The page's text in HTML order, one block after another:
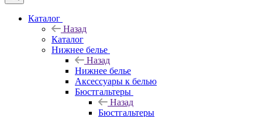
Каталог
Назад
Каталог
Нижнее белье
Назад
Нижнее белье
Аксессуары к белью
Бюстгальтеры
Назад
Бюстгальтеры